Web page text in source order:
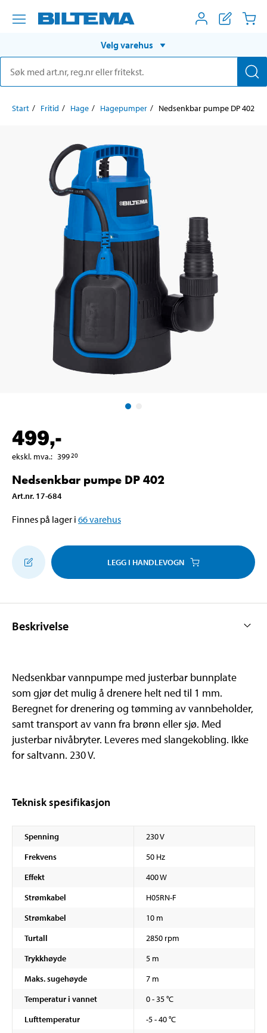
Velg varehus
Start Fritid Hage Hagepumper Nedsenkbar pumpe DP 402
499,-
ekskl. mva.: 39920
Nedsenkbar pumpe DP 402
Art.nr. 17-684
Finnes på lager i 66varehus
LEGG I HANDLEVOGN
Beskrivelse
Nedsenkbar vannpumpe med justerbar bunnplate
som gjør det mulig å drenere helt ned til 1 mm.
Beregnet for drenering og tømming av vannbeholder,
samt transport av vann fra brønn eller sjø. Med
justerbar nivåbryter. Leveres med slangekobling. Ikke
for saltvann. 230 V.
Teknisk spesifikasjon
Spenning
230 V
Frekvens
50 Hz
Effekt
400 W
Strømkabel
H05RN-F
Strømkabel
10 m
Turtall
2850 rpm
Trykkhøyde
5 m
Maks. sugehøyde
7 m
Temperatur i vannet
0 - 35 °C
Lufttemperatur
-5 - 40 °C